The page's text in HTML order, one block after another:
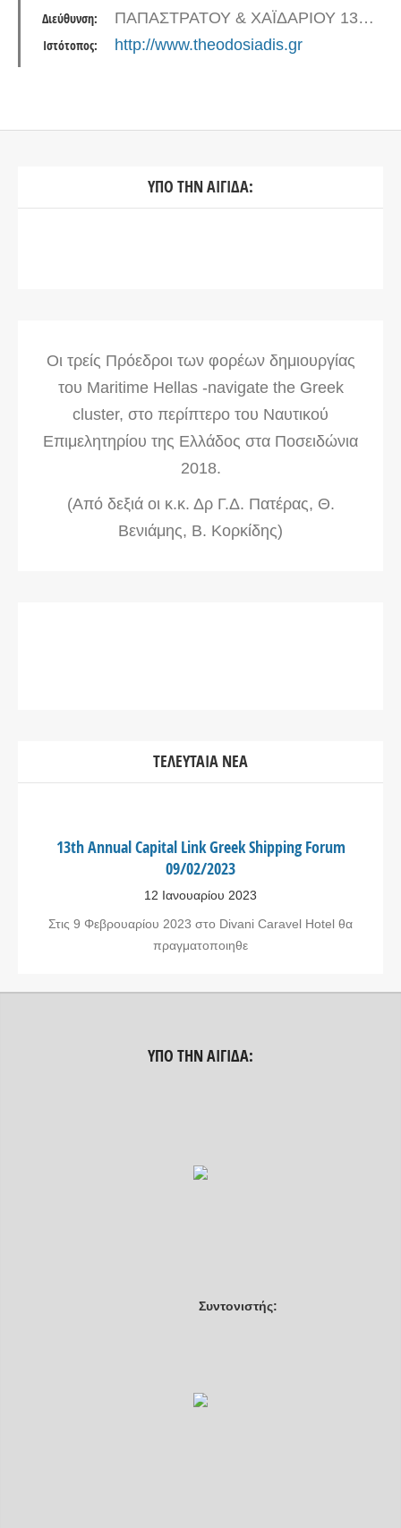
Βιομηχανία , τα καταστήματα ναυτιλιακών και…
Διεύθυνση: ΠΑΠΑΣΤΡΑΤΟΥ & ΧΑΪΔΑΡΙΟΥ 13, 18545 ΠΕΙΡΑΙΑΣ
Ιστότοπος: http://www.theodosiadis.gr
ΥΠΟ ΤΗΝ ΑΙΓΙΔΑ:
Οι τρείς Πρόεδροι των φορέων δημιουργίας
του Maritime Hellas -navigate the Greek
cluster, στο περίπτερο του Ναυτικού
Επιμελητηρίου της Ελλάδος στα Ποσειδώνια
2018.
(Από δεξιά οι κ.κ. Δρ Γ.Δ. Πατέρας, Θ.
Βενιάμης, Β. Κορκίδης)
ΤΕΛΕΥΤΑΊΑ ΝΈΑ
13th Annual Capital Link Greek Shipping Forum
09/02/2023
12 Ιανουαρίου 2023
Στις 9 Φεβρουαρίου 2023 στο Divani Caravel Hotel θα
πραγματοποιηθε
ΥΠΟ ΤΗΝ ΑΙΓΊΔΑ:
Συντονιστής: